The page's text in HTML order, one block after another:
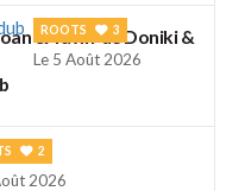
& Yawn' de Doniki &
ROOTS 3
Le 5 Août 2026
2
2026